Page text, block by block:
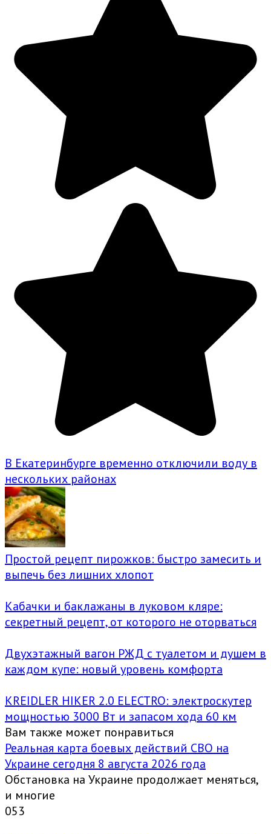
В Екатеринбурге временно отключили воду в
нескольких районах
Простой рецепт пирожков: быстро замесить и
выпечь без лишних хлопот
Кабачки и баклажаны в луковом кляре:
секретный рецепт, от которого не оторваться
Двухэтажный вагон РЖД с туалетом и душем в
каждом купе: новый уровень комфорта
KREIDLER HIKER 2.0 ELECTRO: электроскутер
мощностью 3000 Вт и запасом хода 60 км
Вам также может понравиться
Реальная карта боевых действий СВО на
Украине сегодня 8 августа 2026 года
Обстановка на Украине продолжает меняться,
и многие
053